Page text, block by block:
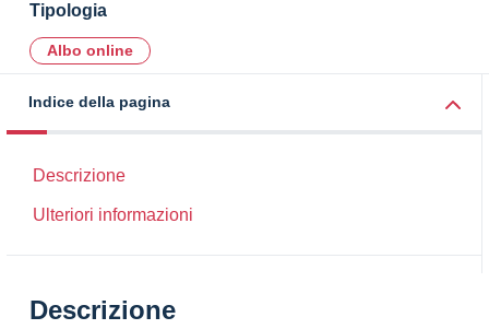
Tipologia
Albo online
Indice della pagina
Descrizione
Ulteriori informazioni
Descrizione